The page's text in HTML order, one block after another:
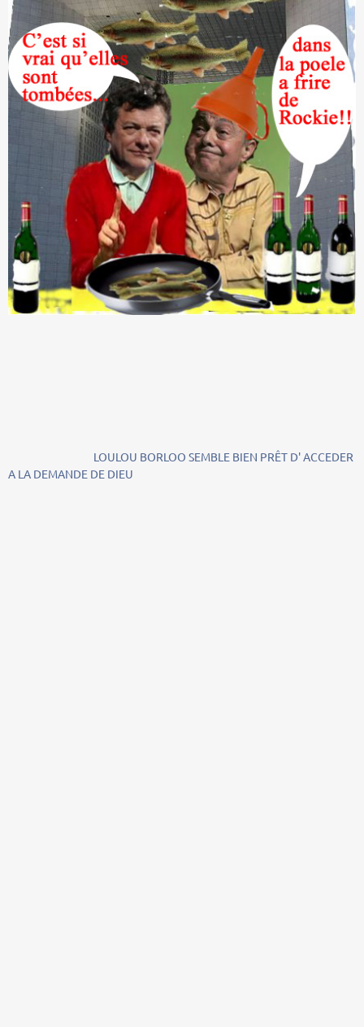
LOULOU BORLOO SEMBLE BIEN PRÊT D' ACCEDER
A LA DEMANDE DE DIEU